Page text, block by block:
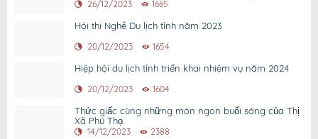
Chí Minh năm 2023
26/12/2023 1665
Hội thi Nghề Du lịch tỉnh năm 2023
20/12/2023 1654
Hiệp hội du lịch tỉnh triển khai nhiệm vụ năm 2024
20/12/2023 1604
Thức giấc cùng những món ngon buổi sáng của Thị
Xã Phú Thọ.
14/12/2023 2388